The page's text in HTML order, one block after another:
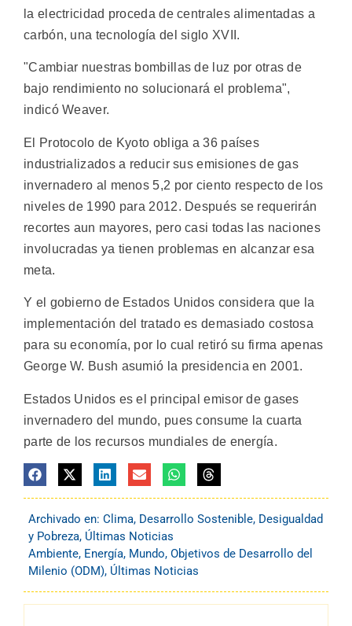
la electricidad proceda de centrales alimentadas a
carbón, una tecnología del siglo XVII.
"Cambiar nuestras bombillas de luz por otras de
bajo rendimiento no solucionará el problema",
indicó Weaver.
El Protocolo de Kyoto obliga a 36 países
industrializados a reducir sus emisiones de gas
invernadero al menos 5,2 por ciento respecto de los
niveles de 1990 para 2012. Después se requerirán
recortes aun mayores, pero casi todas las naciones
involucradas ya tienen problemas en alcanzar esa
meta.
Y el gobierno de Estados Unidos considera que la
implementación del tratado es demasiado costosa
para su economía, por lo cual retiró su firma apenas
George W. Bush asumió la presidencia en 2001.
Estados Unidos es el principal emisor de gases
invernadero del mundo, pues consume la cuarta
parte de los recursos mundiales de energía.
Archivado en: Clima, Desarrollo Sostenible, Desigualdad
y Pobreza, Últimas Noticias
Ambiente, Energía, Mundo, Objetivos de Desarrollo del
Milenio (ODM), Últimas Noticias